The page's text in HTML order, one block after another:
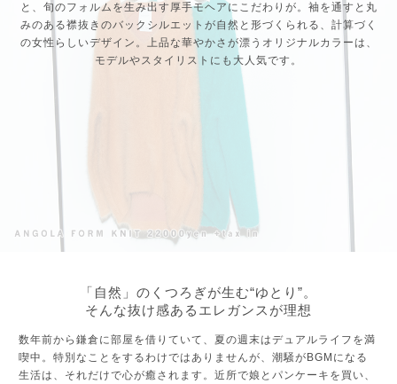
と、旬のフォルムを生み出す厚手モヘアにこだわりが。袖を通すと丸
みのある襟抜きのバックシルエットが自然と形づくられる、計算づく
の女性らしいデザイン。上品な華やかさが漂うオリジナルカラーは、
モデルやスタイリストにも大人気です。
「自然」のくつろぎが生む“ゆとり”。
そんな抜け感あるエレガンスが理想
数年前から鎌倉に部屋を借りていて、夏の週末はデュアルライフを満
喫中。特別なことをするわけではありませんが、潮騒がBGMになる
生活は、それだけで心が癒されます。近所で娘とパンケーキを買い、